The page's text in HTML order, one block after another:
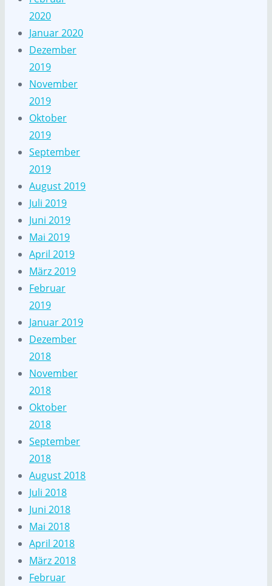
2020
Januar 2020
Dezember
2019
November
2019
Oktober
2019
September
2019
August 2019
Juli 2019
Juni 2019
Mai 2019
April 2019
März 2019
Februar
2019
Januar 2019
Dezember
2018
November
2018
Oktober
2018
September
2018
August 2018
Juli 2018
Juni 2018
Mai 2018
April 2018
März 2018
Februar